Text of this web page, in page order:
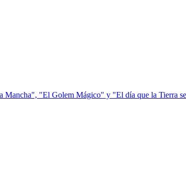
Mancha", "El Golem Mágico" y "El día que la Tierra